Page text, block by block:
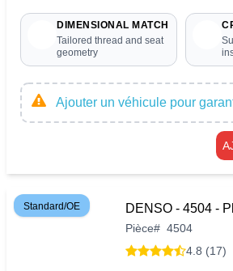
DIMENSIONAL MATCH
Tailored thread and seat
geometry
Ajouter un véhicule pour
Standard/OE DENSO - 4504 -
Pièce# 4504
4.8 (17)